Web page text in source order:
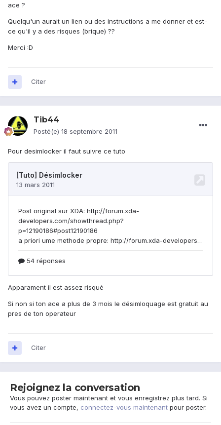
ace ?
Quelqu'un aurait un lien ou des instructions a me donner et est-
ce qu'il y a des risques (brique) ??
Merci :D
Citer
Tib44
Posté(e) 18 septembre 2011
Pour desimlocker il faut suivre ce tuto
Apparament il est assez risqué
Si non si ton ace a plus de 3 mois le désimloquage est gratuit au
pres de ton operateur
Citer
Rejoignez la conversation
Vous pouvez poster maintenant et vous enregistrez plus tard. Si
vous avez un compte, connectez-vous maintenant pour poster.